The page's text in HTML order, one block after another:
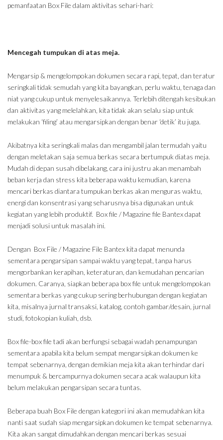
pemanfaatan Box File dalam aktivitas sehari-hari:
Mencegah tumpukan di atas meja.
Mengarsip & mengelompokan dokumen secara rapi, tepat, dan teratur
seringkali tidak semudah yang kita bayangkan, perlu waktu, tenaga dan
niat yang cukup untuk menyelesaikannya. Terlebih ditengah kesibukan
dan aktivitas yang melelahkan, kita tidak akan selalu siap untuk
melakukan ‘filing’ atau mengarsipkan dengan benar ‘detik’ itu juga.
Akibatnya kita seringkali malas dan mengambil jalan termudah yaitu
dengan meletakan saja semua berkas secara bertumpuk diatas meja.
Mudah di depan susah dibelakang, cara ini justru akan menambah
beban kerja dan stress kita beberapa waktu kemudian, karena
mencari berkas diantara tumpukan berkas akan menguras waktu,
energi dan konsentrasi yang seharusnya bisa digunakan untuk
kegiatan yang lebih produktif. Box file / Magazine file Bantex dapat
menjadi solusi untuk masalah ini.
Dengan Box File / Magazine File Bantex kita dapat menunda
sementara pengarsipan sampai waktu yang tepat, tanpa harus
mengorbankan kerapihan, keteraturan, dan kemudahan pencarian
dokumen. Caranya, siapkan beberapa box file untuk mengelompokan
sementara berkas yang cukup sering berhubungan dengan kegiatan
kita, misalnya jurnal transaksi, katalog, contoh gambar/desain, jurnal
studi, fotokopian kuliah, dsb.
Box file-box file tadi akan berfungsi sebagai wadah penampungan
sementara apabila kita belum sempat mengarsipkan dokumen ke
tempat sebenarnya, dengan demikian meja kita akan terhindar dari
menumpuk & bercampurnya dokumen secara acak walaupun kita
belum melakukan pengarsipan secara tuntas.
Beberapa buah Box File dengan kategori ini akan memudahkan kita
nanti saat sudah siap mengarsipkan dokumen ke tempat sebenarnya.
Kita akan sangat dimudahkan dengan mencari berkas sesuai